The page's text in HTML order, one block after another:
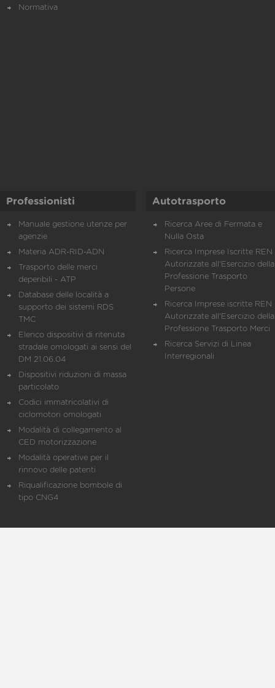
Normativa
Professionisti
Manuale gestione utenze per
agenzie
Materia ADR-RID-ADN
Trasporto delle merci
deperibili - ATP
Database delle località a
supporto dei sistemi RDS
TMC
Elenco dispositivi di ritenuta
stradale omologati ai sensi del
DM 21.06.04
Dispositivi riduzioni di massa
particolato
Codici immatricolativi di
ciclomotori omologati
Modalità di collegamento al
CED motorizzazione
Modalità operative per il
rinnovo delle patenti
Riqualificazione bombole di
tipo CNG4
Autotrasporto
Ricerca Aree di Fermata e
Nulla Osta
Ricerca Imprese Iscritte REN
Autorizzate all'Esercizio della
Professione Trasporto
Persone
Ricerca Imprese iscritte REN
Autorizzate all'Esercizio della
Professione Trasporto Merci
Ricerca Servizi di Linea
Interregionali